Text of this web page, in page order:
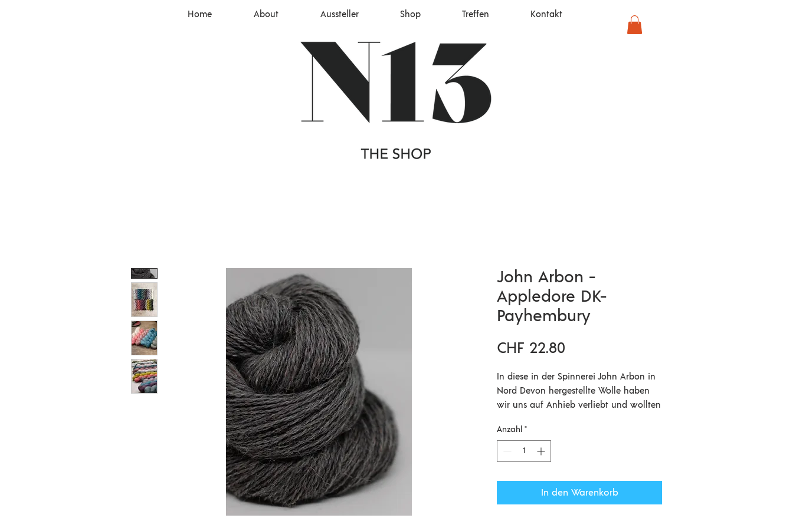
John Arbon -
Appledore DK-
Payhembury
CHF 22.80
In diese in der Spinnerei John Arbon in
Nord Devon hergestellte Wolle haben
wir uns auf Anhieb verliebt und wollten
etwas rustikaleres Garn mit einem
unglaublichen Farbspiel, hergestellt aus
40% Devon Closewool / 40% Romney /
verstricken lässt. Die Wolle dafür stammt
aus Westengland.
Anzahl *
In den Warenkorb
Home About Aussteller Shop Treffen Kontakt